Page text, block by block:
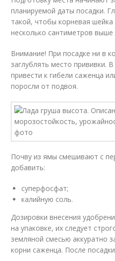
планируемой даты посадки.
такой, чтобы корневая
несколько сантиметров
Внимание! При посадке ни в
заглублять место прививки.
привести к гибели саженца
поросли от подвоя.
Почву из ямы смешивают с
добавить:
суперфосфат;
калийную соль.
Дозировки внесения
на упаковке, их следует
земляной смесью аккуратно
корни саженца. После